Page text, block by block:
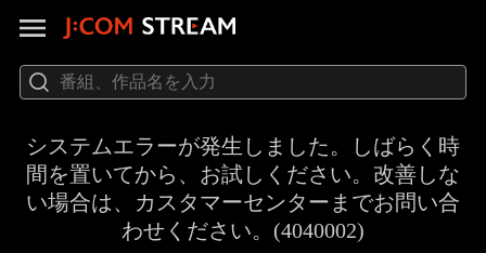
システムエラーが発生しました。しばらく時
間を置いてから、お試しください。改善しな
い場合は、カスタマーセンターまでお問い合
わせください。(4040002)